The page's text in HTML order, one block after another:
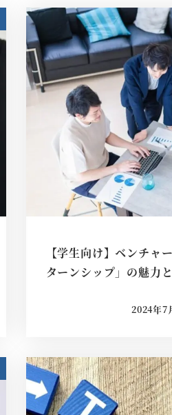
【学生向け】ベンチャ
ターンシップ」の魅力
投稿日
2024年7